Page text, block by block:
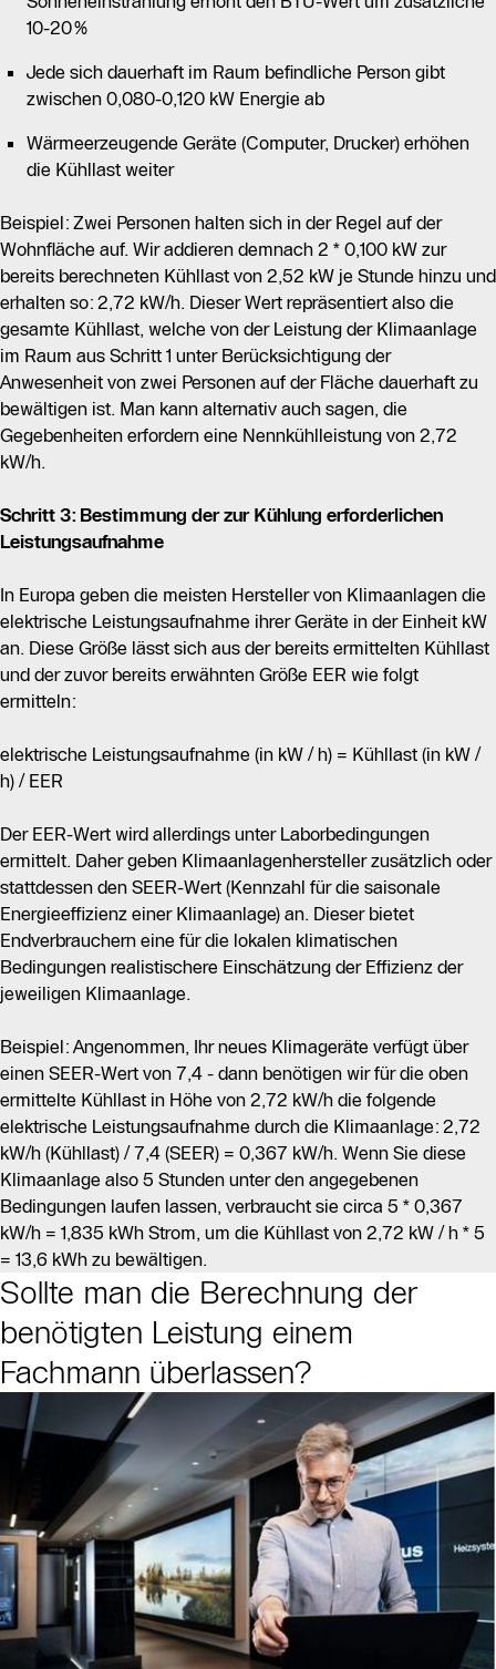
10-20%
Jede sich dauerhaft im Raum befindliche Person gibt
zwischen 0,080-0,120 kW Energie ab
Wärmeerzeugende Geräte (Computer, Drucker) erhöhen
die Kühllast weiter
Beispiel: Zwei Personen halten sich in der Regel auf der
Wohnfläche auf. Wir addieren demnach 2 * 0,100 kW zur
bereits berechneten Kühllast von 2,52 kW je Stunde hinzu und
erhalten so: 2,72 kW/h. Dieser Wert repräsentiert also die
gesamte Kühllast, welche von der Leistung der Klimaanlage
im Raum aus Schritt 1 unter Berücksichtigung der
Anwesenheit von zwei Personen auf der Fläche dauerhaft zu
bewältigen ist. Man kann alternativ auch sagen, die
Gegebenheiten erfordern eine Nennkühlleistung von 2,72
kW/h.
Schritt 3: Bestimmung der zur Kühlung erforderlichen
Leistungsaufnahme
In Europa geben die meisten Hersteller von Klimaanlagen die
elektrische Leistungsaufnahme ihrer Geräte in der Einheit kW
an. Diese Größe lässt sich aus der bereits ermittelten Kühllast
und der zuvor bereits erwähnten Größe EER wie folgt
ermitteln:
elektrische Leistungsaufnahme (in kW / h) = Kühllast (in kW /
h)​ / EER
Der EER-Wert wird allerdings unter Laborbedingungen
ermittelt. Daher geben Klimaanlagenhersteller zusätzlich oder
stattdessen den SEER-Wert (Kennzahl für die saisonale
Energieeffizienz einer Klimaanlage) an. Dieser bietet
Endverbrauchern eine für die lokalen klimatischen
Bedingungen realistischere Einschätzung der Effizienz der
jeweiligen Klimaanlage.
Beispiel: Angenommen, Ihr neues Klimageräte verfügt über
einen SEER-Wert von 7,4 - dann benötigen wir für die oben
ermittelte Kühllast in Höhe von 2,72 kW/h die folgende
elektrische Leistungsaufnahme durch die Klimaanlage: 2,72
kW/h (Kühllast) / 7,4 (SEER) = 0,367 kW/h. Wenn Sie diese
Klimaanlage also 5 Stunden unter den angegebenen
Bedingungen laufen lassen, verbraucht sie circa 5 * 0,367
kW/h = 1,835 kWh Strom, um die Kühllast von 2,72 kW / h * 5
= 13,6 kWh zu bewältigen.
Sollte man die Berechnung der
benötigten Leistung einem
Fachmann überlassen?